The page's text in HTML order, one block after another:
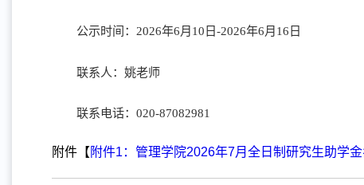
公示时间：2026年6月10日-2026年6月16日
联系人：姚老师
联系电话：020-87082981
附件【 附件1：管理学院2026年7月全日制研究生助学